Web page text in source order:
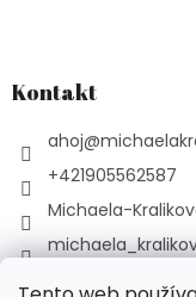
Kontakt
ahoj@
+421905562587
Michaela-
YouTube Podcast